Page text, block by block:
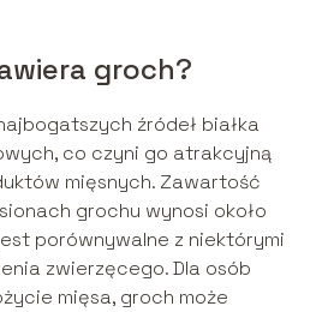
groch?
źródeł białka
co czyni go atrakcyjną
mięsnych. Zawartość
grochu wynosi około
porównywalne z niektórymi
zwierzęcego. Dla osób
mięsa, groch może